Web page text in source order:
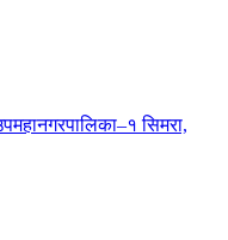
सिमरा,